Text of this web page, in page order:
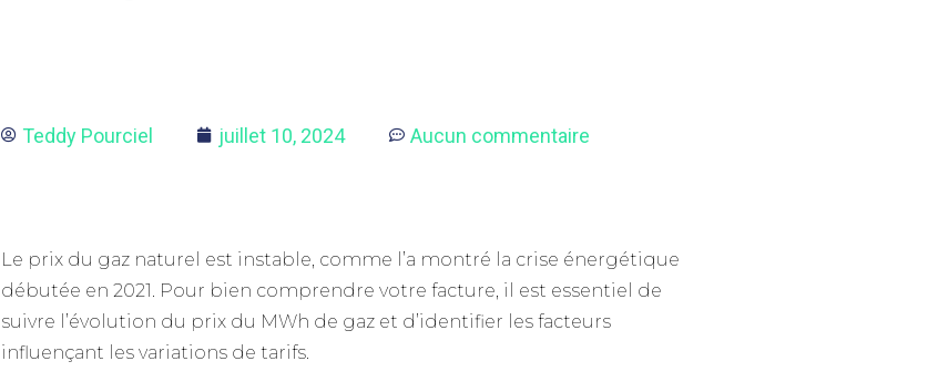
Teddy Pourciel juillet 10, 2024 Aucun commentaire
Le prix du gaz naturel est instable, comme l’a montré la crise énergétique
débutée en 2021. Pour bien comprendre votre facture, il est essentiel de
suivre l’évolution du prix du MWh de gaz et d’identifier les facteurs
influençant les variations de tarifs.